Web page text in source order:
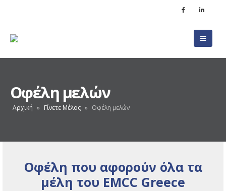
Οφέλη μελών
Αρχική » Γίνετε Μέλος » Οφέλη μελών
Οφέλη που αφορούν όλα τα
μέλη του EMCC Greece